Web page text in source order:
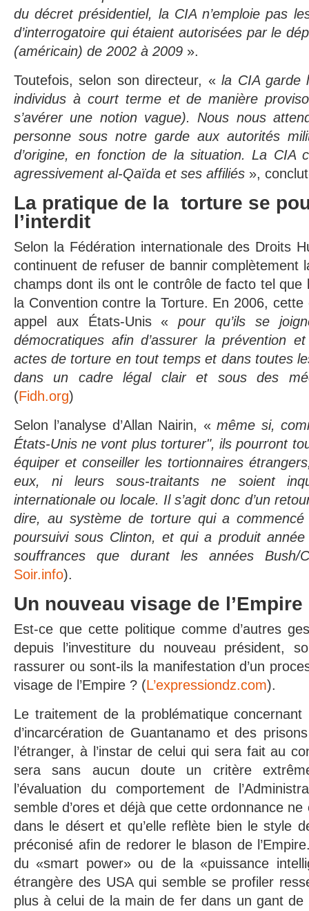
du décret présidentiel, la CIA n’emploie pas
d’interrogatoire qui étaient autorisées par le
(américain) de 2002 à 2009 ».
Toutefois, selon son directeur, «la CIA garde
individus à court terme et de manière
s’avérer une notion vague). Nous nous
personne sous notre garde aux autorités
d’origine, en fonction de la situation. La CIA
agressivement al-Qaïda et ses affiliés »,
La pratique de la torture se
l’interdit
Selon la Fédération internationale des Droits
continuent de refuser de bannir complètement
champs dont ils ont le contrôle de facto tel que
la Convention contre la Torture. En 2006,
appel aux États-Unis «pour qu’ils se
démocratiques afin d’assurer la prévention
actes de torture en tout temps et dans toutes
dans un cadre légal clair et sous des
(Fidh.org)
Selon l’analyse d’Allan Nairin, «même si,
États-Unis ne vont plus torturer", ils pourront
équiper et conseiller les tortionnaires
eux, ni leurs sous-traitants ne soient
internationale ou locale. Il s’agit donc d’un
dire, au système de torture qui a commencé
poursuivi sous Clinton, et qui a produit
souffrances que durant les années Bush/
Soir.info).
Un nouveau visage de l’Empire
Est-ce que cette politique comme d’autres
depuis l’investiture du nouveau président,
rassurer ou sont-ils la manifestation d’un
visage de l’Empire ? (L’expressiondz.com).
Le traitement de la problématique
d’incarcération de Guantanamo et des
l’étranger, à l’instar de celui qui sera fait au
sera sans aucun doute un critère
l’évaluation du comportement de
semble d’ores et déjà que cette ordonnance ne
dans le désert et qu’elle reflète bien le style
préconisé afin de redorer le blason de
du «smart power» ou de la «puissance
étrangère des USA qui semble se profiler
plus à celui de la main de fer dans un gant